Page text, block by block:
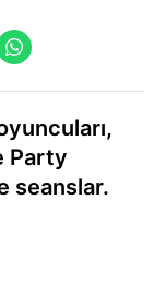
Party
seanslar.